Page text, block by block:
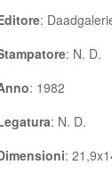
:
: N. D.
: 1982
: N. D.
: